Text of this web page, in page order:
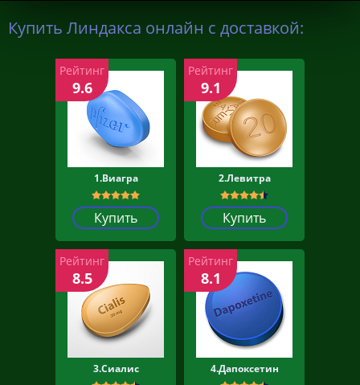
Купить Линдакса онлайн с доставкой:
1.Виагра
Купить
Рейтинг
9.6
2.Левитра
Купить
Рейтинг
9.1
3.Сиалис
Рейтинг
8.5
4.Дапоксетин
Рейтинг
8.1